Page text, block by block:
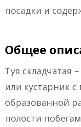
посадки и
Общее
Туя складчатая
или кустарник
образованной
полости